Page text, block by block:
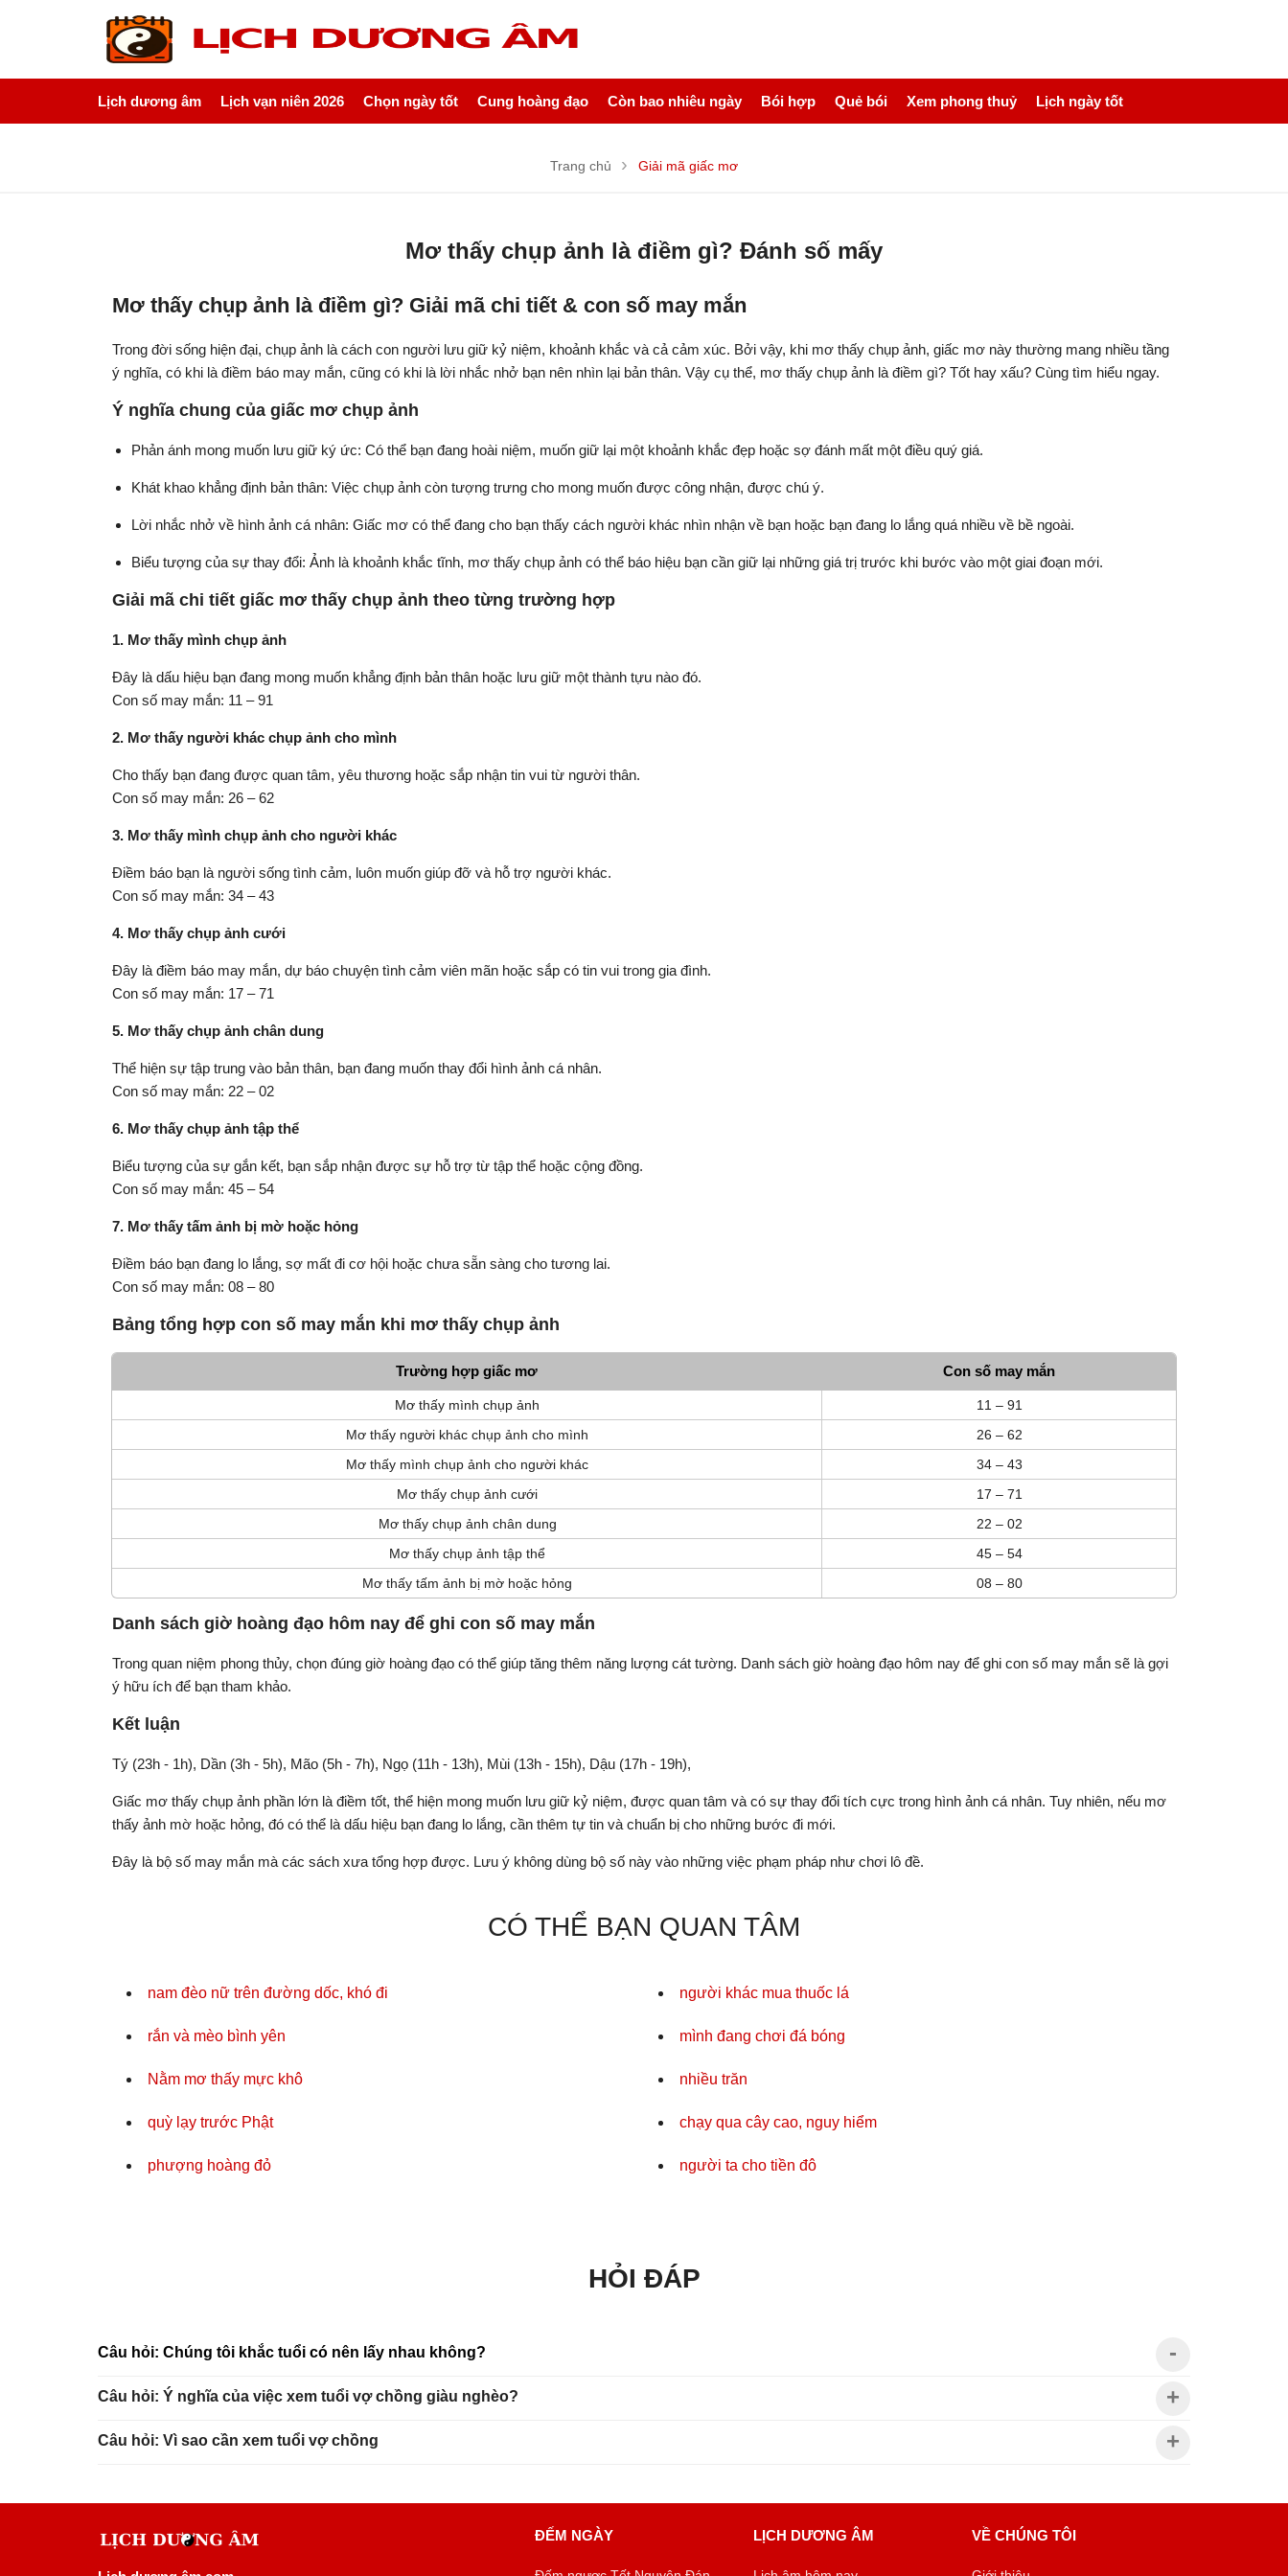
Lịch dương âm Lịch vạn niên 2026 Chọn ngày tốt Cung hoàng đạo Còn bao nhiêu ngày Bói hợp Quẻ bói Xem phong thuỷ Lịch ngày tốt
Trang chủ Giải mã giấc mơ
Mơ thấy chụp ảnh là điềm gì? Đánh số mấy
Mơ thấy chụp ảnh là điềm gì? Giải mã chi tiết & con số may mắn
Trong đời sống hiện đại, chụp ảnh là cách con người lưu giữ kỷ niệm, khoảnh khắc và cả cảm xúc. Bởi vậy, khi mơ thấy chụp ảnh, giấc mơ này thường mang nhiều tầng
ý nghĩa, có khi là điềm báo may mắn, cũng có khi là lời nhắc nhở bạn nên nhìn lại bản thân. Vậy cụ thể, mơ thấy chụp ảnh là điềm gì? Tốt hay xấu? Cùng tìm hiểu ngay.
Ý nghĩa chung của giấc mơ chụp ảnh
Phản ánh mong muốn lưu giữ ký ức: Có thể bạn đang hoài niệm, muốn giữ lại một khoảnh khắc đẹp hoặc sợ đánh mất một điều quý giá.
Khát khao khẳng định bản thân: Việc chụp ảnh còn tượng trưng cho mong muốn được công nhận, được chú ý.
Lời nhắc nhở về hình ảnh cá nhân: Giấc mơ có thể đang cho bạn thấy cách người khác nhìn nhận về bạn hoặc bạn đang lo lắng quá nhiều về bề ngoài.
Biểu tượng của sự thay đổi: Ảnh là khoảnh khắc tĩnh, mơ thấy chụp ảnh có thể báo hiệu bạn cần giữ lại những giá trị trước khi bước vào một giai đoạn mới.
Giải mã chi tiết giấc mơ thấy chụp ảnh theo từng trường hợp
1. Mơ thấy mình chụp ảnh
Đây là dấu hiệu bạn đang mong muốn khẳng định bản thân hoặc lưu giữ một thành tựu nào đó.
Con số may mắn: 11 – 91
2. Mơ thấy người khác chụp ảnh cho mình
Cho thấy bạn đang được quan tâm, yêu thương hoặc sắp nhận tin vui từ người thân.
Con số may mắn: 26 – 62
3. Mơ thấy mình chụp ảnh cho người khác
Điềm báo bạn là người sống tình cảm, luôn muốn giúp đỡ và hỗ trợ người khác.
Con số may mắn: 34 – 43
4. Mơ thấy chụp ảnh cưới
Đây là điềm báo may mắn, dự báo chuyện tình cảm viên mãn hoặc sắp có tin vui trong gia đình.
Con số may mắn: 17 – 71
5. Mơ thấy chụp ảnh chân dung
Thể hiện sự tập trung vào bản thân, bạn đang muốn thay đổi hình ảnh cá nhân.
Con số may mắn: 22 – 02
6. Mơ thấy chụp ảnh tập thể
Biểu tượng của sự gắn kết, bạn sắp nhận được sự hỗ trợ từ tập thể hoặc cộng đồng.
Con số may mắn: 45 – 54
7. Mơ thấy tấm ảnh bị mờ hoặc hỏng
Điềm báo bạn đang lo lắng, sợ mất đi cơ hội hoặc chưa sẵn sàng cho tương lai.
Con số may mắn: 08 – 80
Bảng tổng hợp con số may mắn khi mơ thấy chụp ảnh
Trường hợp giấc mơ Con số may mắn
Mơ thấy mình chụp ảnh
11 – 91
Mơ thấy người khác chụp ảnh cho mình
26 – 62
Mơ thấy mình chụp ảnh cho người khác
34 – 43
Mơ thấy chụp ảnh cưới
17 – 71
Mơ thấy chụp ảnh chân dung
22 – 02
Mơ thấy chụp ảnh tập thể
45 – 54
Mơ thấy tấm ảnh bị mờ hoặc hỏng
08 – 80
Danh sách giờ hoàng đạo hôm nay để ghi con số may mắn
Trong quan niệm phong thủy, chọn đúng giờ hoàng đạo có thể giúp tăng thêm năng lượng cát tường. Danh sách giờ hoàng đạo hôm nay để ghi con số may mắn sẽ là gợi
ý hữu ích để bạn tham khảo.
Kết luận
Tý (23h - 1h), Dần (3h - 5h), Mão (5h - 7h), Ngọ (11h - 13h), Mùi (13h - 15h), Dậu (17h - 19h),
Giấc mơ thấy chụp ảnh phần lớn là điềm tốt, thể hiện mong muốn lưu giữ kỷ niệm, được quan tâm và có sự thay đổi tích cực trong hình ảnh cá nhân. Tuy nhiên, nếu mơ
thấy ảnh mờ hoặc hỏng, đó có thể là dấu hiệu bạn đang lo lắng, cần thêm tự tin và chuẩn bị cho những bước đi mới.
Đây là bộ số may mắn mà các sách xưa tổng hợp được. Lưu ý không dùng bộ số này vào những việc phạm pháp như chơi lô đề.
CÓ THỂ BẠN QUAN TÂM
nam đèo nữ trên đường dốc, khó đi
rắn và mèo bình yên
Nằm mơ thấy mực khô
quỳ lạy trước Phật
phượng hoàng đỏ
người khác mua thuốc lá
mình đang chơi đá bóng
nhiều trăn
chạy qua cây cao, nguy hiểm
người ta cho tiền đô
HỎI ĐÁP
Câu hỏi: Chúng tôi khắc tuổi có nên lấy nhau không?
Câu hỏi: Ý nghĩa của việc xem tuổi vợ chồng giàu nghèo?
Câu hỏi: Vì sao cần xem tuổi vợ chồng
ĐẾM NGÀY LỊCH DƯƠNG ÂM VỀ CHÚNG TÔI